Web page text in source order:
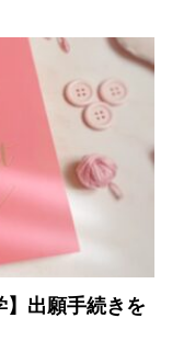
】出願手続きを